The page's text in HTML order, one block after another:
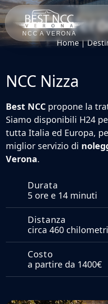
NCC A VERONA
NCC
Home|
NCC Nizza
Best NCC propone la
Siamo disponibili H24
tutta Italia ed Europa,
miglior servizio di
Verona.
Durata
5 ore e 14 minuti
Distanza
circa 460 chilometri
Costo
a partire da 1400€